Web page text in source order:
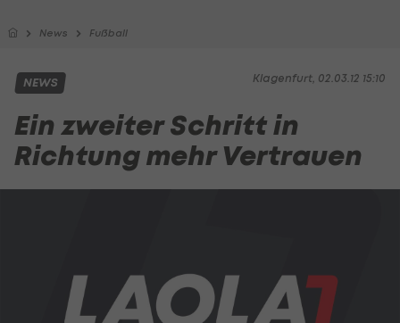
News Fußball
Klagenfurt, 02.03.12 15:10
NEWS
Ein zweiter Schritt in
Richtung mehr Vertrauen